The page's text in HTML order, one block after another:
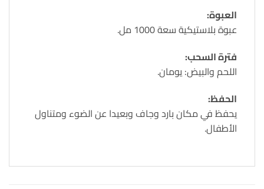
العبوة:
عبوة بلاستيكية سعة 1000 مل.
فترة السحب:
اللحم والبيض: يومان.
الحفظ:
يحفظ في مكان بارد وجاف وبعيدا عن الضوء ومتناول
الأطفال.